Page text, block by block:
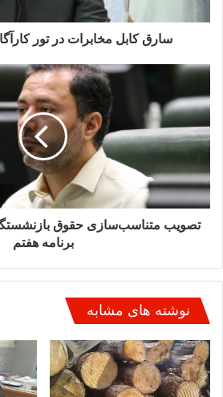
5 آذر 1402
سارق کابل مخابرات در تور
تصویب متناسب‌سازی حقوق
برنامه هفتم
نوشته های مشابه